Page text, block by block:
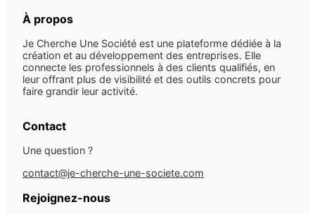
À propos
Je Cherche Une Société est une plateforme dédiée à la
création et au développement des entreprises. Elle
connecte les professionnels à des clients qualifiés, en
leur offrant plus de visibilité et des outils concrets pour
faire grandir leur activité.
Contact
Une question ?
contact@je-cherche-une-societe.com
Rejoignez-nous